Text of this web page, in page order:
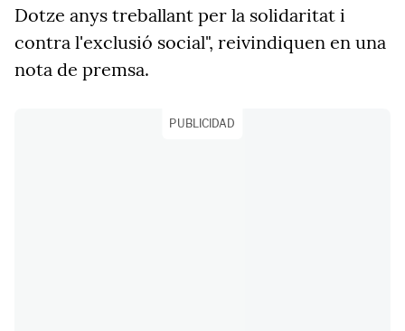
Dotze anys treballant per la solidaritat i
contra l'exclusió social", reivindiquen en una
nota de premsa.
PUBLICIDAD